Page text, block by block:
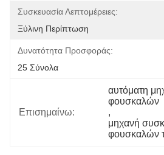
Συσκευασία Λεπτομέρειες:
Ξύλινη Περίπτωση
Δυνατότητα Προσφοράς:
25 Σύνολα
Επισημαίνω:
αυτόματη
φουσκαλών
,
μηχανή
φουσκαλών